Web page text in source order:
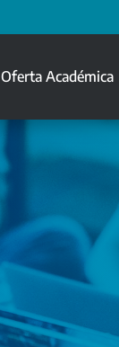
Oferta Académica